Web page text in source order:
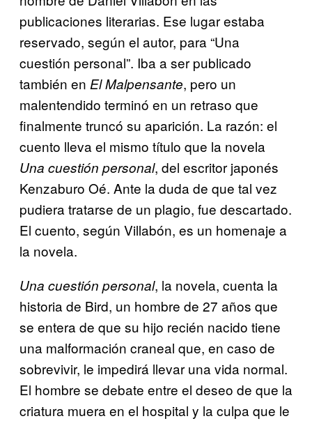
publicaciones literarias. Ese lugar estaba
reservado, según el autor, para “Una
cuestión personal”. Iba a ser publicado
también en El Malpensante, pero un
malentendido terminó en un retraso que
finalmente truncó su aparición. La razón: el
cuento lleva el mismo título que la novela
Una cuestión personal, del escritor japonés
Kenzaburo Oé. Ante la duda de que tal vez
pudiera tratarse de un plagio, fue descartado.
El cuento, según Villabón, es un homenaje a
la novela.
Una cuestión personal, la novela, cuenta la
historia de Bird, un hombre de 27 años que
se entera de que su hijo recién nacido tiene
una malformación craneal que, en caso de
sobrevivir, le impedirá llevar una vida normal.
El hombre se debate entre el deseo de que la
criatura muera en el hospital y la culpa que le